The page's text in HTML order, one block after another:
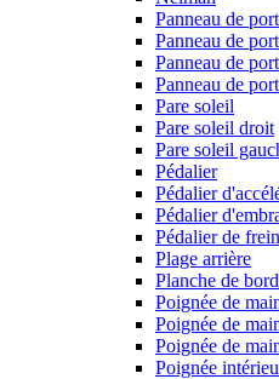
Panneau de
Panneau de
Panneau de
Panneau de
Pare soleil
Pare soleil droit
Pare soleil
Pédalier
Pédalier
Pédalier
Pédalier de frein
Plage arrière
Planche de
Poignée de
Poignée de
Poignée de
Poignée